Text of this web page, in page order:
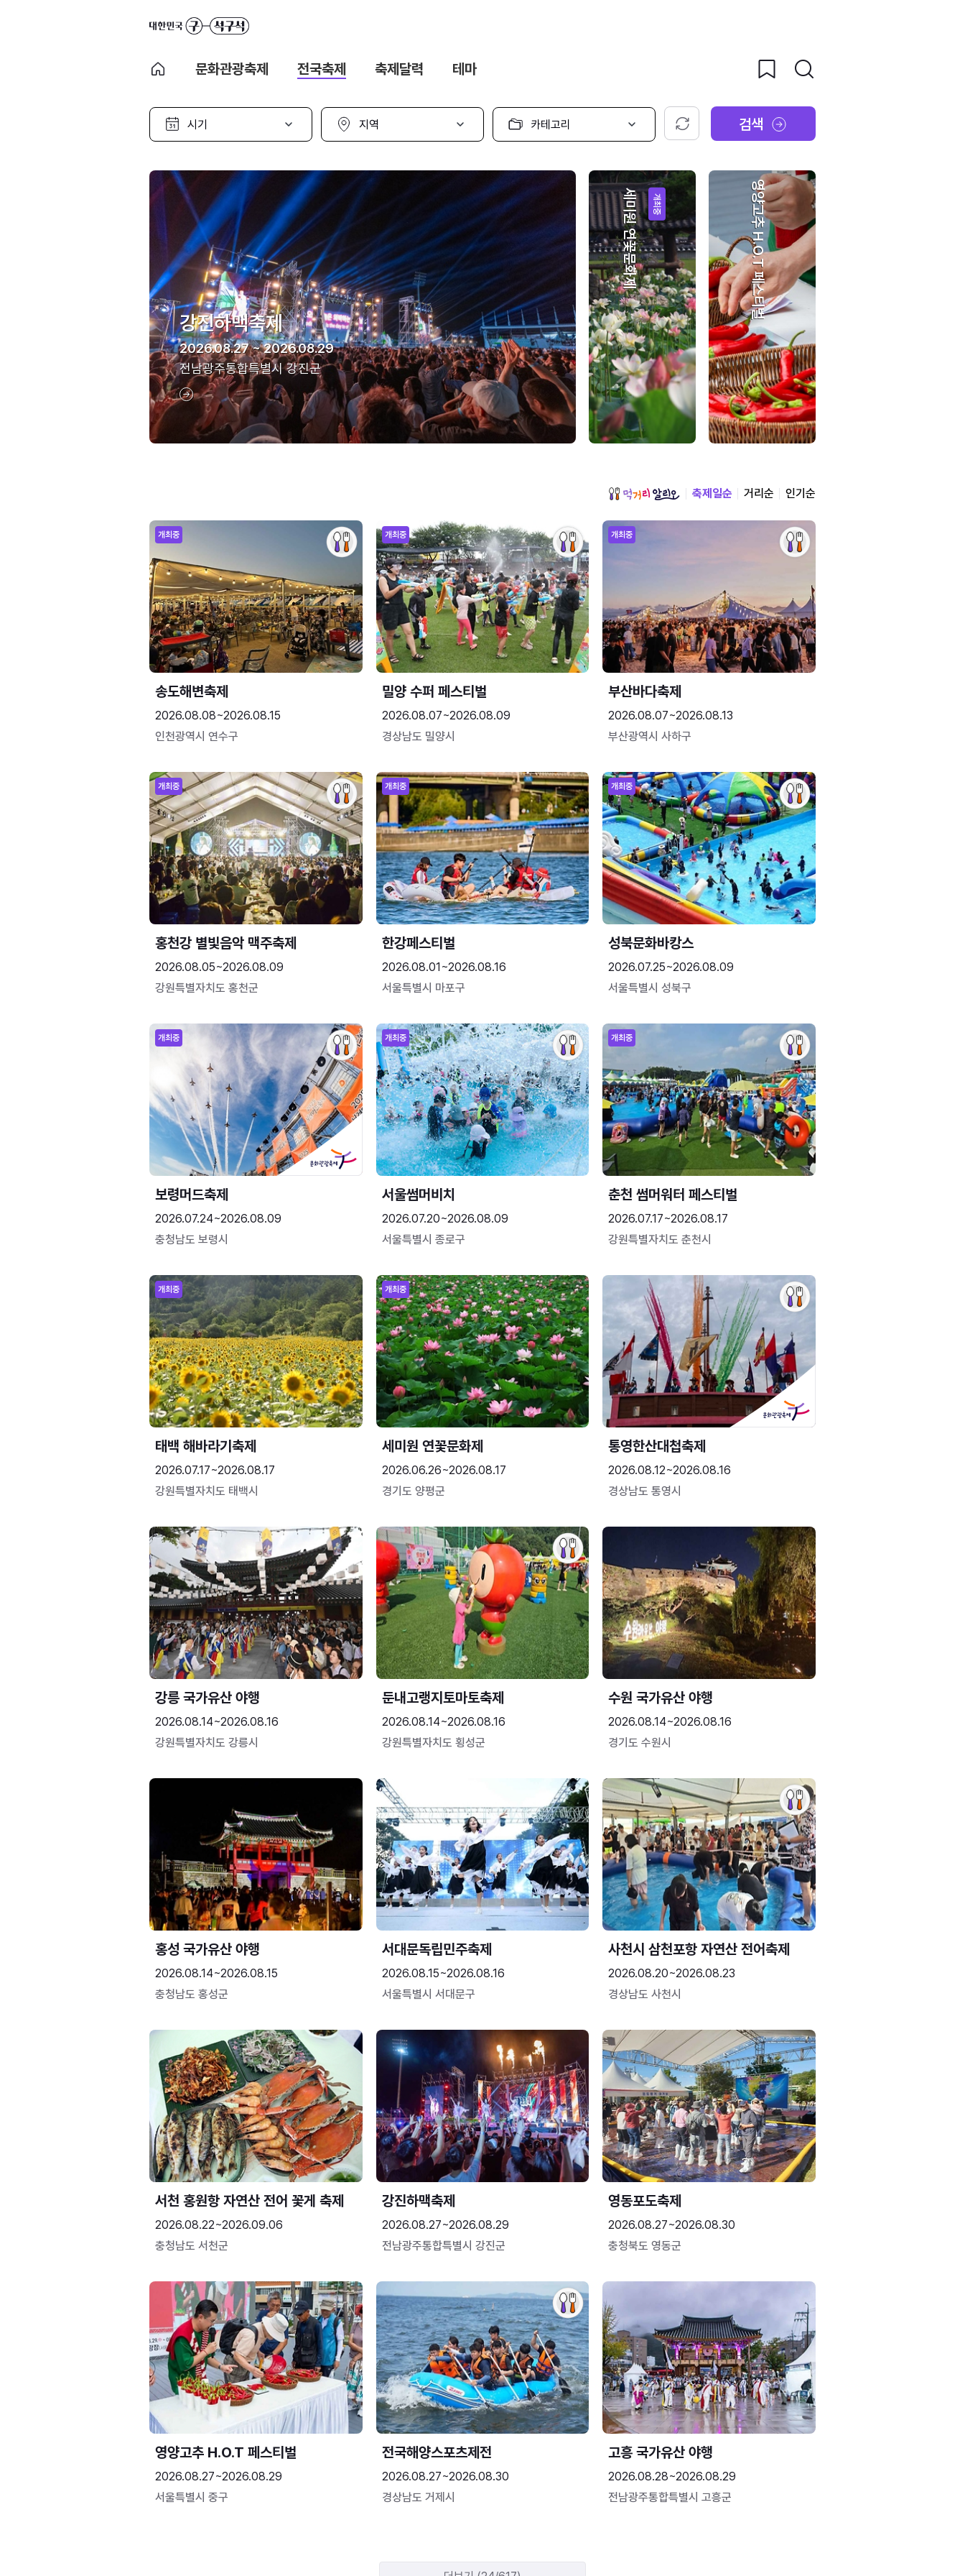
문화관광축제 전국축제 축제달력 테마
시
선
지
선
카
고
선
택
초기화 검색
강진하맥축제
2026.08.27 ~ 2026.08.29
전남광주통합특별시 강진군
개최중
세미원 연꽃문화제 영양고추 H.O.T 페스티벌
축제일순 거리순 인기순
개최중
송도해변축제
2026.08.08~2026.08.15
인천광역시 연수구
개최중
밀양 수퍼 페스티벌
2026.08.07~2026.08.09
경상남도 밀양시
개최중
부산바다축제
2026.08.07~2026.08.13
부산광역시 사하구
개최중
홍천강 별빛음악 맥주축제
2026.08.05~2026.08.09
강원특별자치도 홍천군
개최중
한강페스티벌
2026.08.01~2026.08.16
서울특별시 마포구
개최중
성북문화바캉스
2026.07.25~2026.08.09
서울특별시 성북구
개최중
보령머드축제
2026.07.24~2026.08.09
충청남도 보령시
개최중
서울썸머비치
2026.07.20~2026.08.09
서울특별시 종로구
개최중
춘천 썸머워터 페스티벌
2026.07.17~2026.08.17
강원특별자치도 춘천시
개최중
태백 해바라기축제
2026.07.17~2026.08.17
강원특별자치도 태백시
개최중
세미원 연꽃문화제
2026.06.26~2026.08.17
경기도 양평군
통영한산대첩축제
2026.08.12~2026.08.16
경상남도 통영시
강릉 국가유산 야행
2026.08.14~2026.08.16
강원특별자치도 강릉시
둔내고랭지토마토축제
2026.08.14~2026.08.16
강원특별자치도 횡성군
수원 국가유산 야행
2026.08.14~2026.08.16
경기도 수원시
홍성 국가유산 야행
2026.08.14~2026.08.15
충청남도 홍성군
서대문독립민주축제
2026.08.15~2026.08.16
서울특별시 서대문구
사천시 삼천포항 자연산 전어축제
2026.08.20~2026.08.23
경상남도 사천시
서천 홍원항 자연산 전어 꽃게 축제
2026.08.22~2026.09.06
충청남도 서천군
강진하맥축제
2026.08.27~2026.08.29
전남광주통합특별시 강진군
영동포도축제
2026.08.27~2026.08.30
충청북도 영동군
영양고추 H.O.T 페스티벌
2026.08.27~2026.08.29
서울특별시 중구
전국해양스포츠제전
2026.08.27~2026.08.30
경상남도 거제시
고흥 국가유산 야행
2026.08.28~2026.08.29
전남광주통합특별시 고흥군